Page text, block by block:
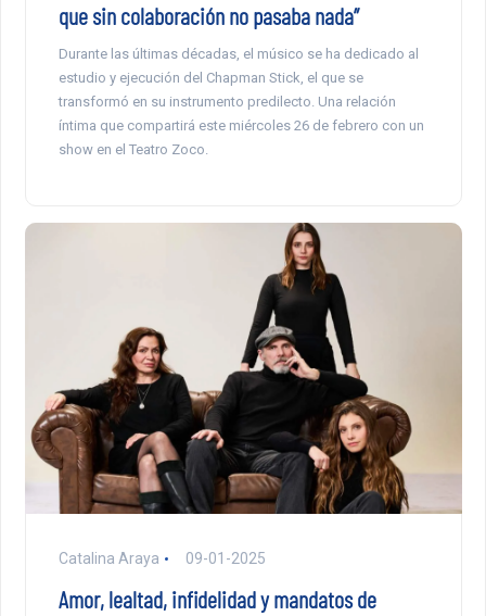
que sin colaboración no pasaba nada”
Durante las últimas décadas, el músico se ha dedicado al
estudio y ejecución del Chapman Stick, el que se
transformó en su instrumento predilecto. Una relación
íntima que compartirá este miércoles 26 de febrero con un
show en el Teatro Zoco.
Catalina Araya 09-01-2025
Amor, lealtad, infidelidad y mandatos de